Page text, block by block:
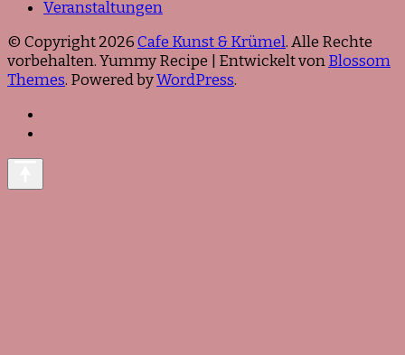
Veranstaltungen
© Copyright 2026Cafe Kunst & Krümel. Alle Rechte
vorbehalten. Yummy Recipe | Entwickelt vonBlossom
Themes. Powered byWordPress.